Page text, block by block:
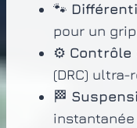
🐾
pour un
⚙️ Contrôle
(DRC)
🏁
instantanée